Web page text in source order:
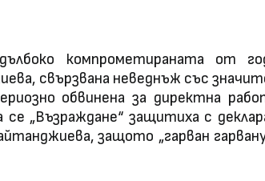
компрометираната от
свързвана неведнъж със
обвинена за директна
се „Възраждане“ защитиха с
защото „гарван